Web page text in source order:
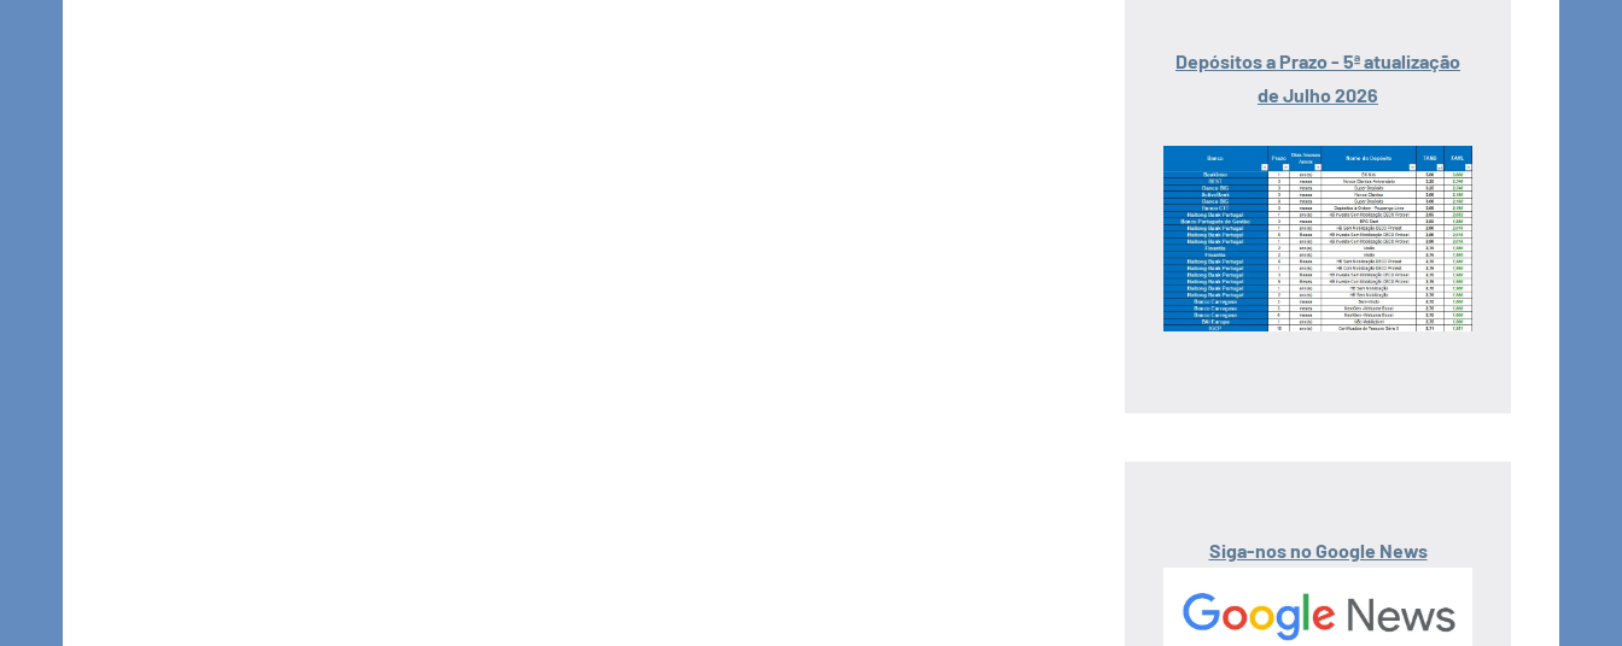
Depósitos a Prazo - 5ª atualização
de Julho 2026
Siga-nos no Google News